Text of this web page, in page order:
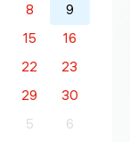
8
9
15
16
22
23
29
30
5 6